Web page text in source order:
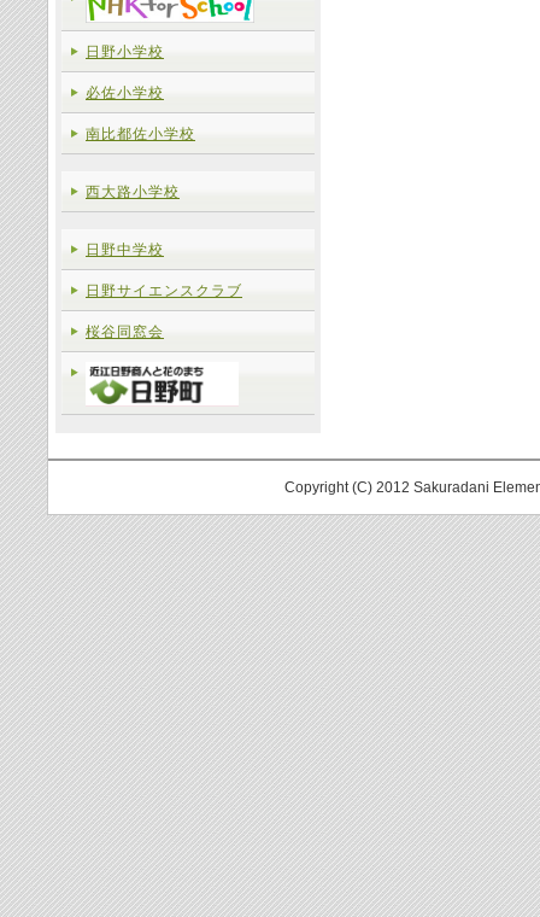
日野小学校
必佐小学校
南比都佐小学校
西大路小学校
日野中学校
日野サイエンスクラブ
桜谷同窓会
Copyright (C) 2012 Sakuradani